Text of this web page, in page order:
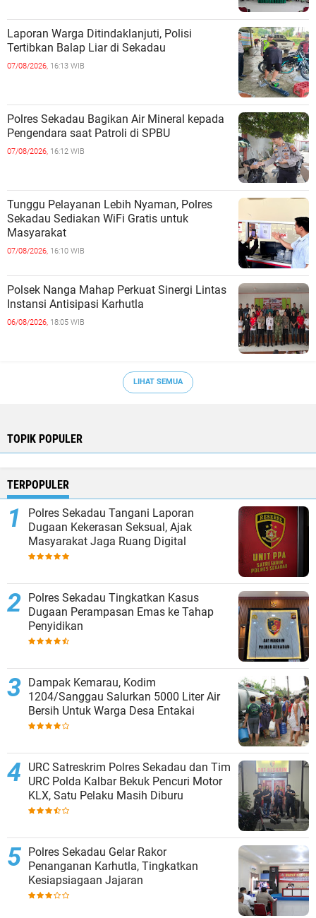
Laporan Warga Ditindaklanjuti, Polisi
Tertibkan Balap Liar di Sekadau
07/08/2026, 16:13 WIB
Polres Sekadau Bagikan Air Mineral kepada
Pengendara saat Patroli di SPBU
07/08/2026, 16:12 WIB
Tunggu Pelayanan Lebih Nyaman, Polres
Sekadau Sediakan WiFi Gratis untuk
Masyarakat
07/08/2026, 16:10 WIB
Polsek Nanga Mahap Perkuat Sinergi Lintas
Instansi Antisipasi Karhutla
06/08/2026, 18:05 WIB
LIHAT SEMUA
TOPIK POPULER
TERPOPULER
Polres Sekadau Tangani Laporan
Dugaan Kekerasan Seksual, Ajak
Masyarakat Jaga Ruang Digital
Polres Sekadau Tingkatkan Kasus
Dugaan Perampasan Emas ke Tahap
Penyidikan
Dampak Kemarau, Kodim
1204/Sanggau Salurkan 5000 Liter Air
Bersih Untuk Warga Desa Entakai
URC Satreskrim Polres Sekadau dan Tim
URC Polda Kalbar Bekuk Pencuri Motor
KLX, Satu Pelaku Masih Diburu
Polres Sekadau Gelar Rakor
Penanganan Karhutla, Tingkatkan
Kesiapsiagaan Jajaran